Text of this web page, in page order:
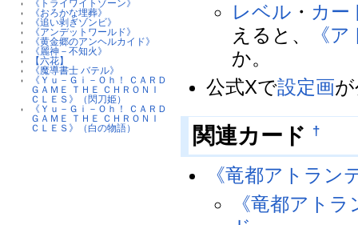
《トライワイトゾーン》
《おろかな埋葬》
《追い剥ぎゾンビ》
《アンデットワールド》
《黄金郷のアンヘルカイド》
《麗神－不知火》
【六花】
《魔導書士 バテル》
《Ｙｕ－Ｇｉ－Ｏｈ！ ＣＡＲＤ
ＧＡＭＥ ＴＨＥ ＣＨＲＯＮＩ
ＣＬＥＳ》（閃刀姫）
《Ｙｕ－Ｇｉ－Ｏｈ！ ＣＡＲＤ
ＧＡＭＥ ＴＨＥ ＣＨＲＯＮＩ
ＣＬＥＳ》（白の物語）
レベル ・ カー
えると、
《
か。
公式Xで設定画
関連カード †
《竜都アトラン
《竜都アト